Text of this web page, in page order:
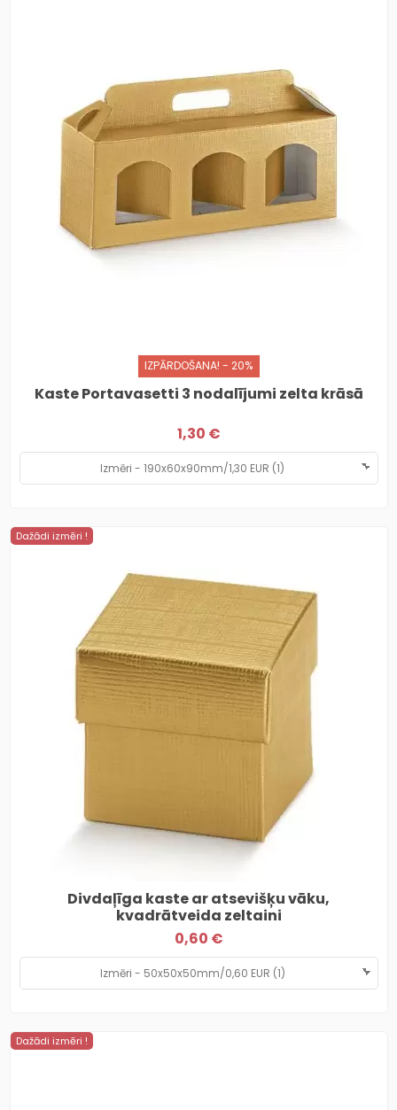
IZPĀRDOŠANA! - 20%
Kaste Portavasetti 3 nodalījumi zelta krāsā
1,30 €
Dažādi izmēri !
Divdaļīga kaste ar atsevišķu vāku,
kvadrātveida zeltaini
0,60 €
Dažādi izmēri !